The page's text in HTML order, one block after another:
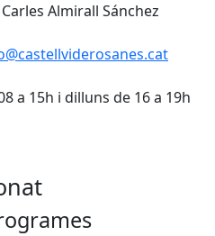
Almirall Sánchez
a 15h i dilluns de 16 a 19h